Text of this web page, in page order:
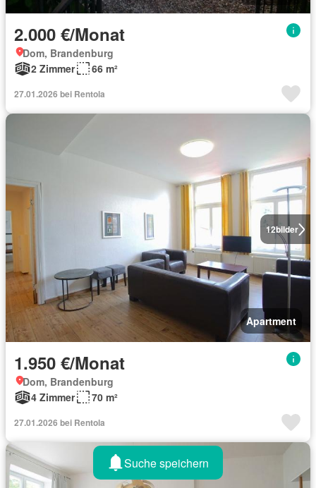
2.000 €/Monat
Dom, Brandenburg
2 Zimmer
66 m²
27.01.2026 bei Rentola
12bilder
Apartment
1.950 €/Monat
Dom, Brandenburg
4 Zimmer
70 m²
27.01.2026 bei Rentola
Suche speichern